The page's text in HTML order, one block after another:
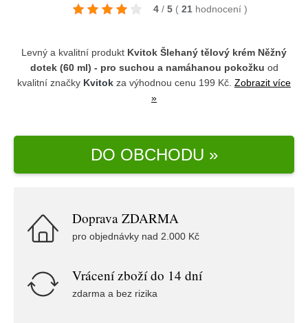
4 / 5 ( 21 hodnocení )
Levný a kvalitní produkt Kvitok Šlehaný tělový krém Něžný
dotek (60 ml) - pro suchou a namáhanou pokožku od
kvalitní značky Kvitok za výhodnou cenu 199 Kč. Zobrazit více
»
DO OBCHODU »
Doprava ZDARMA
pro objednávky nad 2.000 Kč
Vrácení zboží do 14 dní
zdarma a bez rizika